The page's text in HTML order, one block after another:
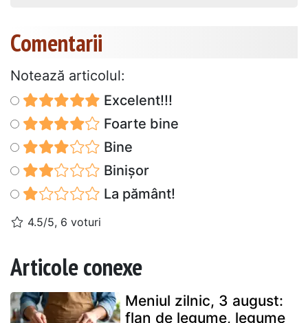
Comentarii
Notează articolul:
Excelent!!!
Foarte bine
Bine
Binișor
La pământ!
4.5/5, 6 voturi
Articole conexe
Meniul zilnic, 3 august:
flan de legume, legume